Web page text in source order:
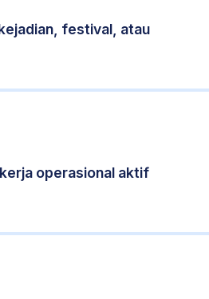
festival, atau
operasional aktif